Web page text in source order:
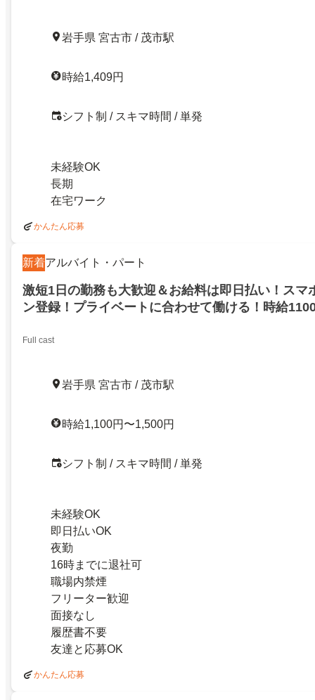
岩手県 宮古市 / 茂市駅
時給1,409円
シフト制 / スキマ時間 / 単発
未経験OK
長期
在宅ワーク
かんたん応募
新着アルバイト・パート
激短1日の勤務も大歓迎＆お給料は即日払い！スマ
ン登録！プライベートに合わせて働ける！時給
Full cast
岩手県 宮古市 / 茂市駅
時給1,100円〜1,500円
シフト制 / スキマ時間 / 単発
未経験OK
即日払いOK
夜勤
16時までに退社可
職場内禁煙
フリーター歓迎
面接なし
履歴書不要
友達と応募OK
かんたん応募